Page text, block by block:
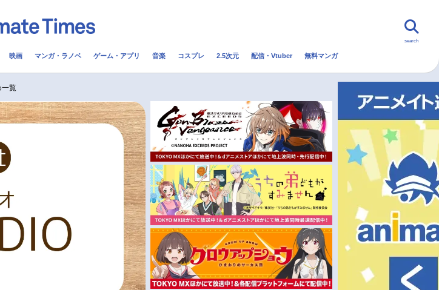
2.5次元 配信・Vtuber トレンド 無料マンガ
覧
声優一覧
今期アニメ曜日別一覧 秋アニメ
冬アニメ
FOLLOW US
search
映画 マンガ・ラノベ ゲーム・アプリ 音楽 コスプレ 2.5次元 配信・Vtuber 無料マンガ
一覧